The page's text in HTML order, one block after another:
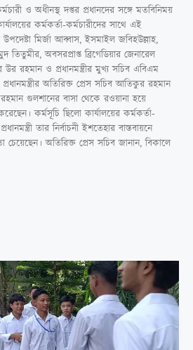
ও অধীনস্থ দপ্তর প্রধানদের সঙ্গে মতবিনিময়
কর্মকর্তা-কর্মচারীদের সাথে এই
উপদেষ্টা মির্জা আব্বাস, ইসমাইল জবিহউল্লাহ,
অবসরপ্রাপ্ত ব্রিগেডিয়ার জেনারেল
রহমান ও প্রধানমন্ত্রীর মুখ্য সচিব এবিএম
অতিরিক্ত প্রেস সচিব আতিকুর রহমান
গুলশানের বাসা থেকে রওয়ানা হয়ে
কর্মসূচি ছিলো কার্যালয়ের কর্মকর্তা-
তার নির্বাচনী ইশতেহার বাস্তবায়নে
চেয়েছেন। অতিরিক্ত প্রেস সচিব জানান, বিকালে